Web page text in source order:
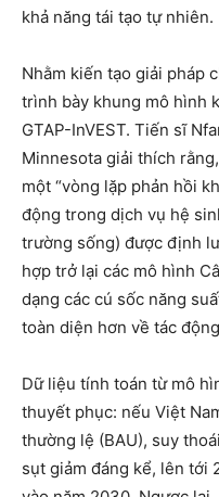
khả năng tái tạo tự nhiên.
Nhằm kiến tạo giải pháp
trình bày khung mô hình
GTAP-InVEST. Tiến sĩ
Minnesota giải thích
một “vòng lặp phản hồi
động trong dịch vụ hệ
trường sống) được định
hợp trở lại các mô hình
dạng các cú sốc năng
toàn diện hơn về tác
Dữ liệu tính toán từ mô
thuyết phục: nếu Việt
thường lệ (BAU), suy
sụt giảm đáng kể, lên tới